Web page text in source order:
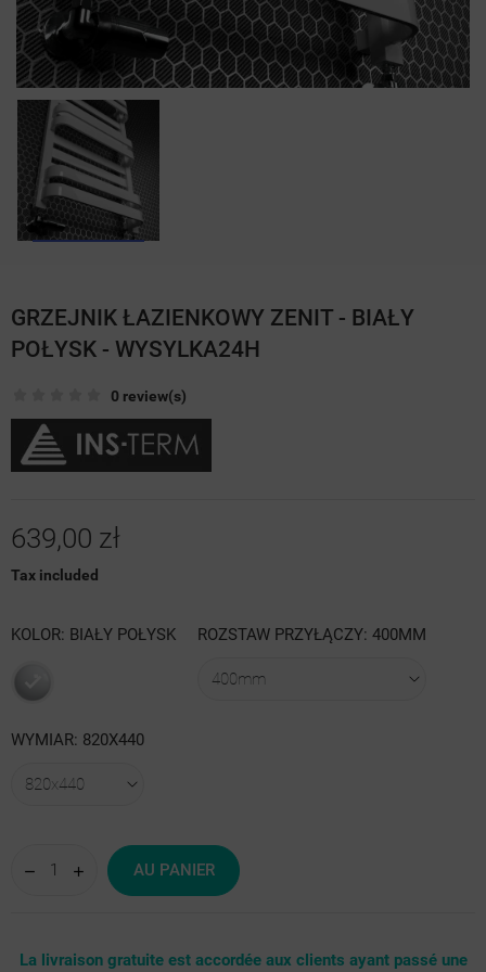
GRZEJNIK ŁAZIENKOWY ZENIT - BIAŁY
POŁYSK - WYSYLKA24H
0 review(s)
639,00 zł
Tax included
KOLOR: BIAŁY POŁYSK
Biały
połysk
ROZSTAW PRZYŁĄCZY: 400MM
WYMIAR: 820X440
AU PANIER
La livraison gratuite est accordée aux clients ayant passé une